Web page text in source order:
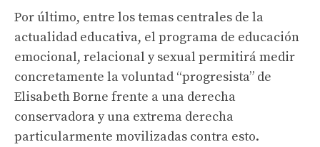
Por último, entre los temas centrales de la
actualidad educativa, el programa de educación
emocional, relacional y sexual permitirá medir
concretamente la voluntad “progresista” de
Elisabeth Borne frente a una derecha
conservadora y una extrema derecha
particularmente movilizadas contra esto.